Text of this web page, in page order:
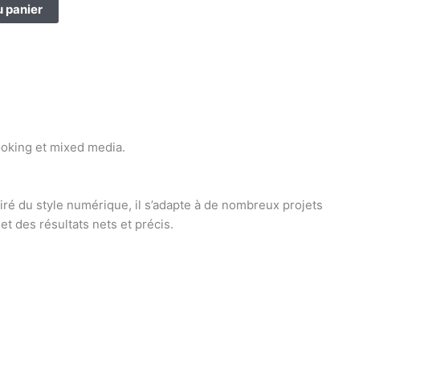
panier
et mixed media.
du style numérique, il s’adapte à de nombreux projets
des résultats nets et précis.